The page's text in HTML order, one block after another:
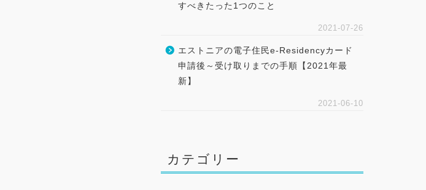
すべきたった1つのこと
2021-07-26
エストニアの電子住民e-Residencyカード
申請後～受け取りまでの手順【2021年最
新】
2021-06-10
カテゴリー